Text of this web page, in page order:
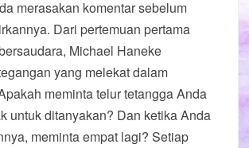
merasakan komentar sebelum
Dari pertemuan pertama
Michael Haneke
yang melekat dalam
meminta telur tetangga Anda
untuk ditanyakan? Dan ketika Anda
meminta empat lagi? Setiap